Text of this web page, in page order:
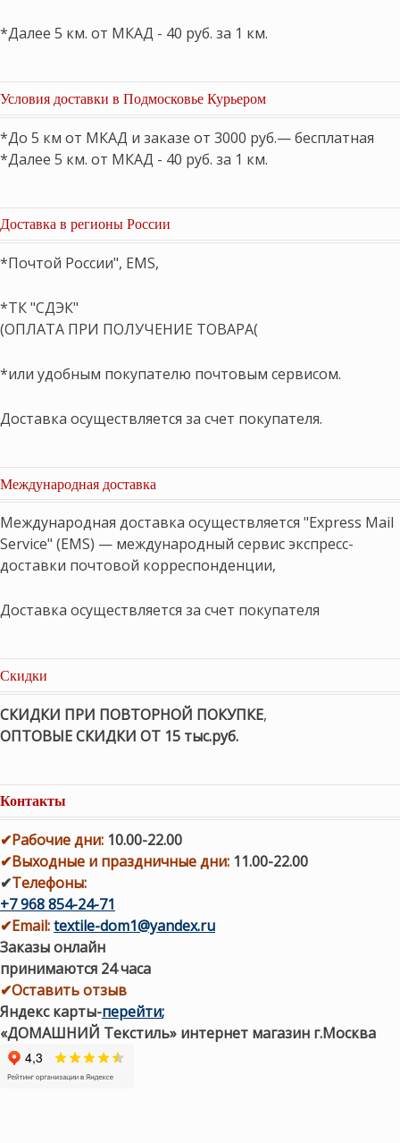
*Далее 5 км. от МКАД - 40 руб. за 1 км.
Условия доставки в Подмосковье Курьером
*До 5 км от МКАД и заказе от 3000 руб.— бесплатная
*Далее 5 км. от МКАД - 40 руб. за 1 км.
Доставка в регионы России
*Почтой России", EMS,
*ТК "СДЭК"
(ОПЛАТА ПРИ ПОЛУЧЕНИЕ ТОВАРА(
*или удобным покупателю почтовым сервисом.
Доставка осуществляется за счет покупателя.
Международная доставка
Международная доставка осуществляется "Express Mail
Service" (EMS) — международный сервис экспресс-
доставки почтовой корреспонденции,
Доставка осуществляется за счет покупателя
Скидки
СКИДКИ ПРИ ПОВТОРНОЙ ПОКУПКЕ,
ОПТОВЫЕ СКИДКИ ОТ 15 тыс.руб.
Контакты
✔Рабочие дни: 10.00-22.00
✔Выходные и праздничные дни: 11.00-22.00
✔Телефоны:
+7 968 854-24-71
✔Email:textile-dom1@yandex.ru
Заказы онлайн
принимаются 24 часа
✔Оставить отзыв
Яндекс карты-перейти;
«ДОМАШНИЙ Текстиль» интернет магазин г.Москва